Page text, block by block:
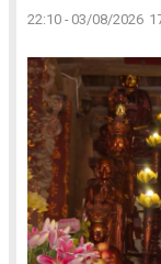
22:10 - 03/08/2026